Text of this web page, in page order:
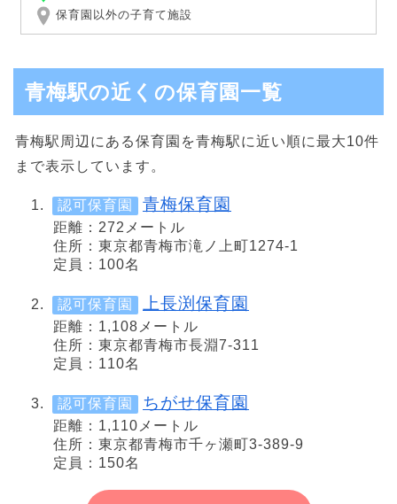
保育園以外の子育て施設
青梅駅の近くの保育園一覧
青梅駅周辺にある保育園を青梅駅に近い順に最大10件
まで表示しています。
認可保育園 青梅保育園
距離：272メートル
住所：東京都青梅市滝ノ上町1274-1
定員：100名
認可保育園 上長渕保育園
距離：1,108メートル
住所：東京都青梅市長淵7-311
定員：110名
認可保育園 ちがせ保育園
距離：1,110メートル
住所：東京都青梅市千ヶ瀬町3-389-9
定員：150名